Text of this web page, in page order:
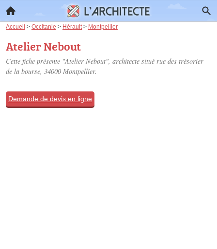
Accueil > Occitanie > Hérault > Montpellier
Atelier Nebout
Cette fiche présente "Atelier Nebout", architecte situé rue des trésorier
de la bourse, 34000 Montpellier.
Demande de devis en ligne